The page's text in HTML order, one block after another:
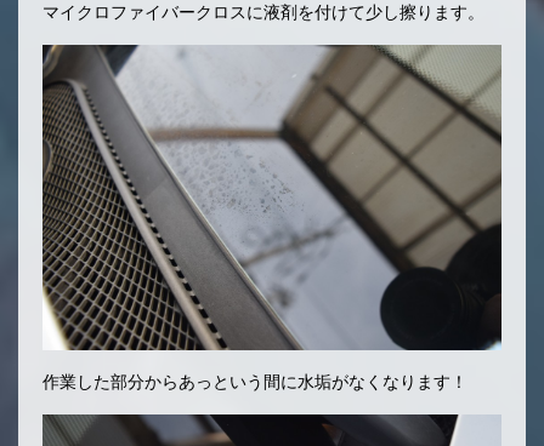
マイクロファイバークロスに液剤を付けて少し擦ります。
作業した部分からあっという間に水垢がなくなります！